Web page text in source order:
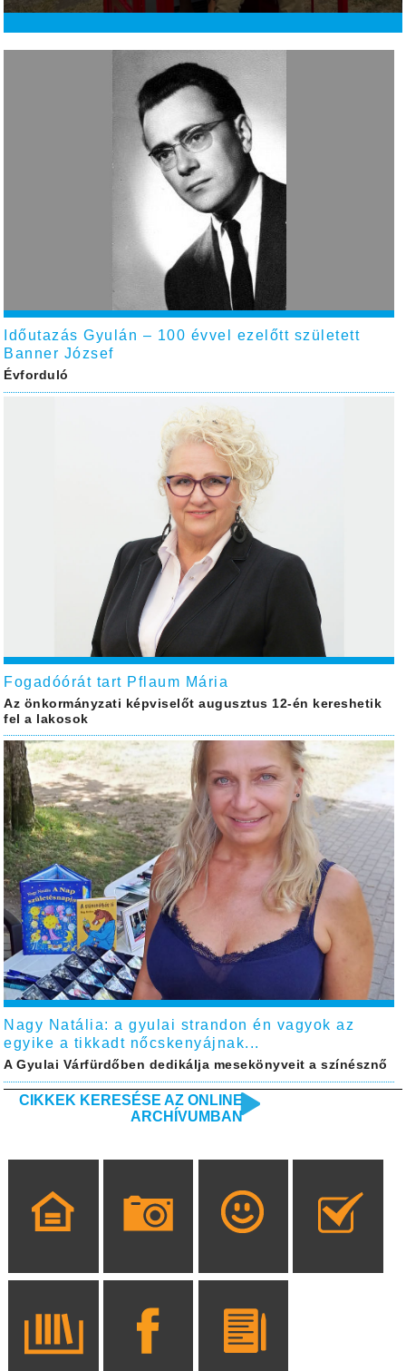
Időutazás Gyulán – 100 évvel ezelőtt született
Banner József
Évforduló
Fogadóórát tart Pflaum Mária
Az önkormányzati képviselőt augusztus 12-én kereshetik
fel a lakosok
Nagy Natália: a gyulai strandon én vagyok az
egyike a tikkadt nőcskenyájnak...
A Gyulai Várfürdőben dedikálja mesekönyveit a színésznő
CIKKEK KERESÉSE AZ ONLINE
ARCHÍVUMBAN